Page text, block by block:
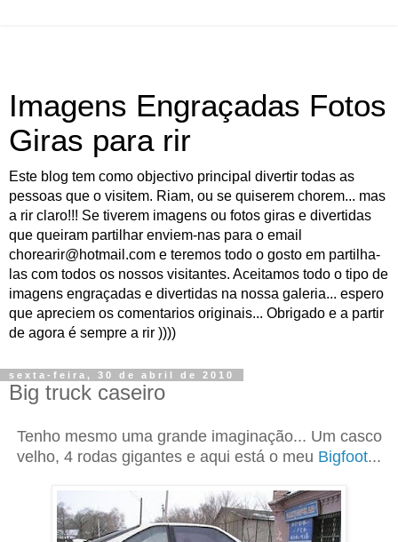
Imagens Engraçadas Fotos
Giras para rir
Este blog tem como objectivo principal divertir todas as
pessoas que o visitem. Riam, ou se quiserem chorem... mas
a rir claro!!! Se tiverem imagens ou fotos giras e divertidas
que queiram partilhar enviem-nas para o email
chorearir@hotmail.com e teremos todo o gosto em partilha-
las com todos os nossos visitantes. Aceitamos todo o tipo de
imagens engraçadas e divertidas na nossa galeria... espero
que apreciem os comentarios originais... Obrigado e a partir
de agora é sempre a rir ))))
sexta-feira, 30 de abril de 2010
Big truck caseiro
Tenho mesmo uma grande imaginação... Um casco
velho, 4 rodas gigantes e aqui está o meu Bigfoot...